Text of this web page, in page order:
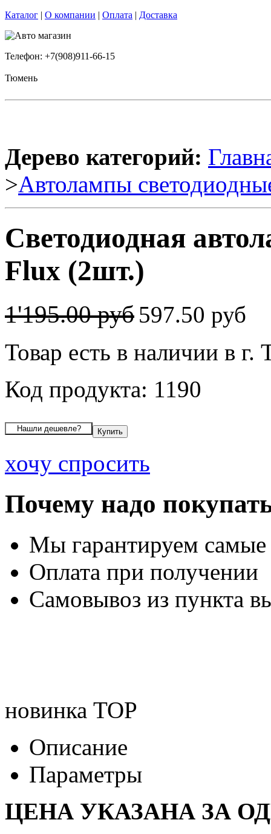
Каталог | О компании | Оплата | Доставка
Телефон: +7(908)911-66-15
Тюмень
Дерево категорий:
>Автолампы
Светодиодная
Flux (2шт.)
1'195.00 руб 597.50 руб
Товар есть в наличии в г.
Код продукта: 1190
хочу спросить
Почему надо
Мы гарантируем
Оплата при получении
Самовывоз из пункта
новинка TOP
Описание
Параметры
ЦЕНА УКАЗАНА ЗА